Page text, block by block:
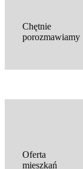
Chętnie
porozmawiamy
Oferta
mieszkań